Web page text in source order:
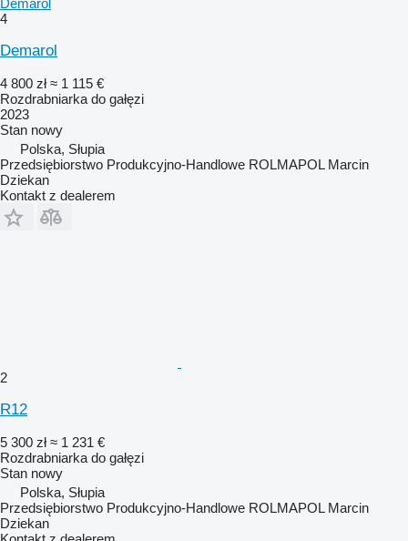
Demarol
4
Demarol
4 800 zł ≈ 1 115 €
Rozdrabniarka do gałęzi
2023
Stan nowy
Polska, Słupia
Przedsiębiorstwo Produkcyjno-Handlowe ROLMAPOL Marcin
Dziekan
Kontakt z dealerem
2
R12
5 300 zł ≈ 1 231 €
Rozdrabniarka do gałęzi
Stan nowy
Polska, Słupia
Przedsiębiorstwo Produkcyjno-Handlowe ROLMAPOL Marcin
Dziekan